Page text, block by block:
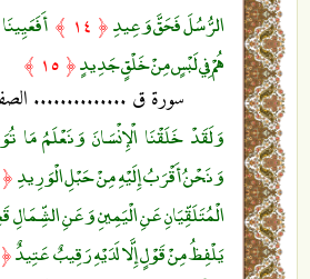
الرُّسُلَ فَحَقَّ وَعِيدِ﴿ ١٤ ﴾
هُمْ فِي لَبْسٍ مِنْ خَلْقٍ جَدِيدٍ﴿ ١٥ ﴾
سورة ق .............. الصفحة
وَلَقَدْ خَلَقْنَا الْإِنْسَانَ وَنَعْلَمُ
وَنَحْنُ أَقْرَبُ إِلَيْهِ مِنْ حَبْلِ الْوَرِيدِ﴿ ١٦ ﴾
الْمُتَلَقِّيَانِ عَنِ الْيَمِينِ وَعَنِ الشِّمَالِ
يَلْفِظُ مِنْ قَوْلٍ إِلَّا لَدَيْهِ رَقِيبٌ عَتِيدٌ﴿ ١٨ ﴾